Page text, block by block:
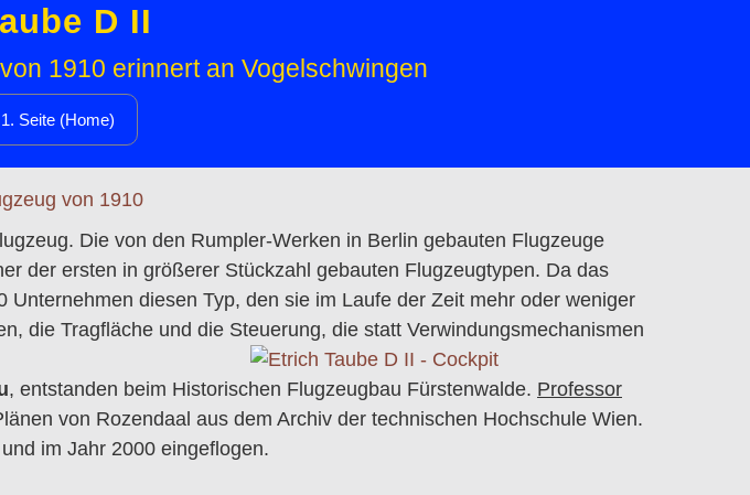
D II
Seite (Home)
1910 erinnert an Vogelschwingen
Die von den Rumpler-Werken in Berlin gebauten Flugzeuge
der ersten in größerer Stückzahl gebauten Flugzeugtypen. Da das
diesen Typ, den sie im Laufe der Zeit mehr oder weniger
die Tragfläche und die Steuerung, die statt Verwindungsmechanismen
, entstanden beim Historischen Flugzeugbau Fürstenwalde. Professor
von Rozendaal aus dem Archiv der technischen Hochschule Wien.
im Jahr 2000 eingeflogen.